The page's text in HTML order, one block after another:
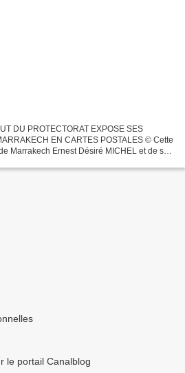
DU PROTECTORAT EXPOSE SES
EN CARTES POSTALES © Cette
Marrakech Ernest Désiré MICHEL et de son
le portail Canalblog